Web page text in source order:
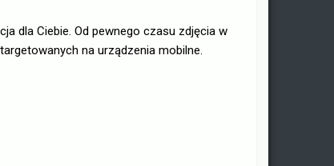
dla Ciebie. Od pewnego czasu zdjęcia w
na urządzenia mobilne.